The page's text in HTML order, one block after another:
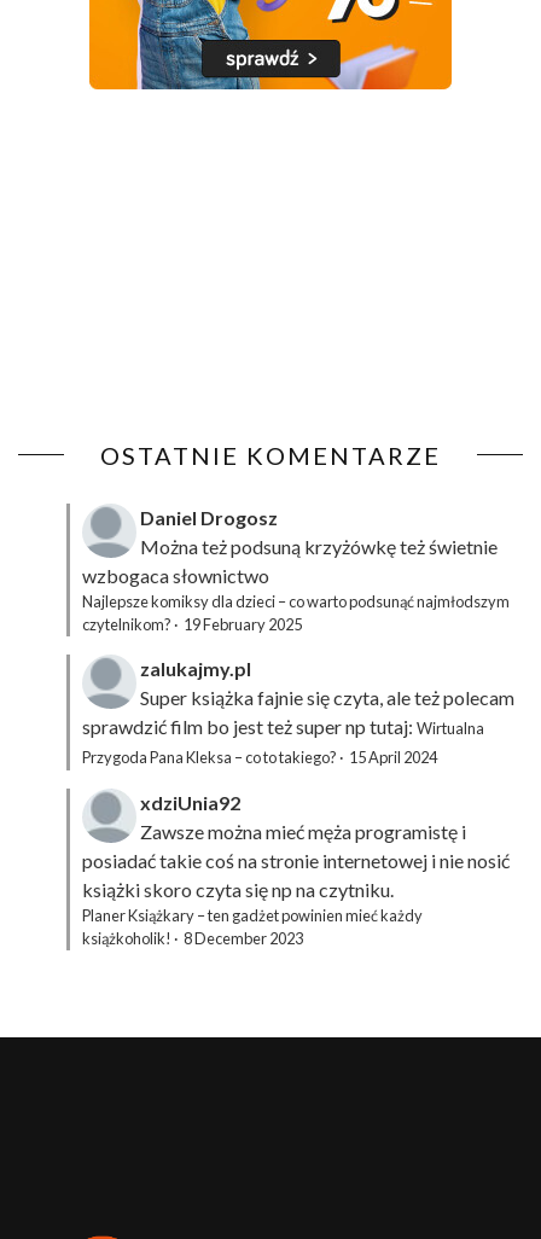
OSTATNIE KOMENTARZE
Daniel Drogosz
Można też podsuną krzyżówkęteż świetnie
wzbogaca słownictwo
Najlepsze komiksy dla dzieci – co warto podsunąć najmłodszym
czytelnikom? · 19 February 2025
zalukajmy.pl
Super książka fajnie się czyta, ale też polecam
sprawdzić film bo jest też super np tutaj: Wirtualna
Przygoda Pana Kleksa – co to takiego? · 15 April 2024
xdziUnia92
Zawsze można mieć męża programistę i
posiadać takie coś na stronie internetowej i nie nosić
książki skoro czyta się np na czytniku.
Planer Książkary – ten gadżet powinien mieć każdy
książkoholik! · 8 December 2023